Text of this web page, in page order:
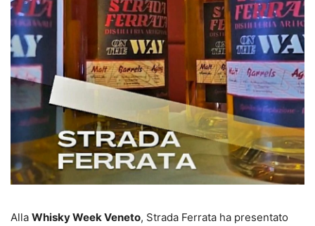
Alla Whisky Week Veneto, Strada Ferrata ha presentato